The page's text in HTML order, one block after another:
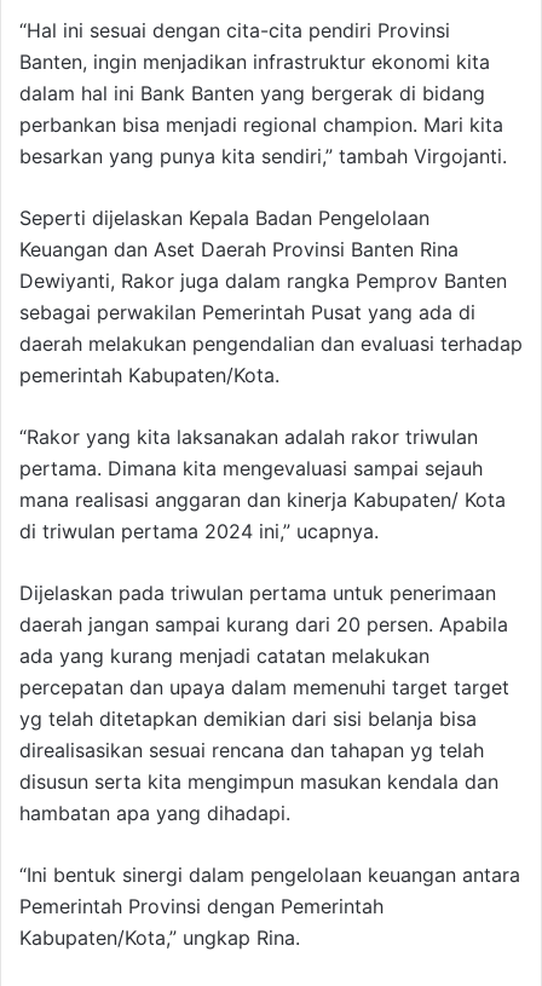
“Hal ini sesuai dengan cita-cita pendiri Provinsi
Banten, ingin menjadikan infrastruktur ekonomi kita
dalam hal ini Bank Banten yang bergerak di bidang
perbankan bisa menjadi regional champion. Mari kita
besarkan yang punya kita sendiri,” tambah Virgojanti.
Seperti dijelaskan Kepala Badan Pengelolaan
Keuangan dan Aset Daerah Provinsi Banten Rina
Dewiyanti, Rakor juga dalam rangka Pemprov Banten
sebagai perwakilan Pemerintah Pusat yang ada di
daerah melakukan pengendalian dan evaluasi terhadap
pemerintah Kabupaten/Kota.
“Rakor yang kita laksanakan adalah rakor triwulan
pertama. Dimana kita mengevaluasi sampai sejauh
mana realisasi anggaran dan kinerja Kabupaten/ Kota
di triwulan pertama 2024 ini,” ucapnya.
Dijelaskan pada triwulan pertama untuk penerimaan
daerah jangan sampai kurang dari 20 persen. Apabila
ada yang kurang menjadi catatan melakukan
percepatan dan upaya dalam memenuhi target target
yg telah ditetapkan demikian dari sisi belanja bisa
direalisasikan sesuai rencana dan tahapan yg telah
disusun serta kita mengimpun masukan kendala dan
hambatan apa yang dihadapi.
“Ini bentuk sinergi dalam pengelolaan keuangan antara
Pemerintah Provinsi dengan Pemerintah
Kabupaten/Kota,” ungkap Rina.